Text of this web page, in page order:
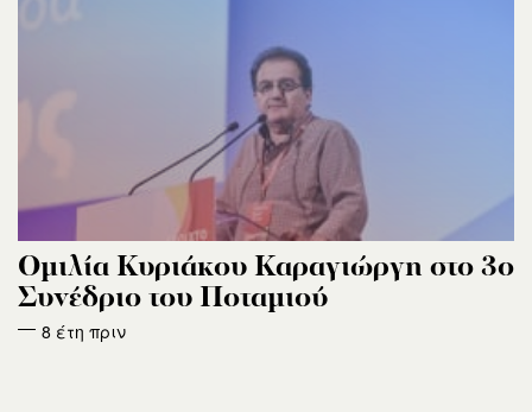
Oμιλία Κυριάκου Καραγιώργη στο 3ο
Συνέδριο του Ποταμιού
8 έτη πριν